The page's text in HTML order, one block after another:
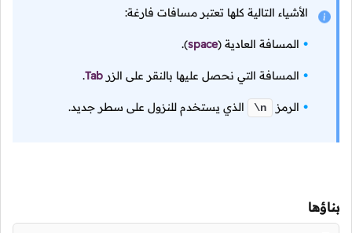
الأشياء التالية كلها تعتبر مسافات فارغة:
المسافة العادية (
space
).
المسافة التي نحصل عليها بالنقر على الزر Tab
.
الرمز \n الذي يستخدم للنزول على سطر جديد.
بناؤها